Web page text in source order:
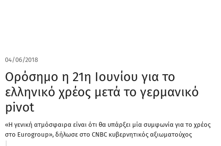
04/06/2018
Ορόσημο η 21η Ιουνίου για το
ελληνικό χρέος μετά το γερμανικό
pivot
«H γενική ατμόσφαιρα είναι ότι θα υπάρξει μία συμφωνία για το χρέος
στο Eurogroup», δήλωσε στο CNBC κυβερνητικός αξιωματούχος